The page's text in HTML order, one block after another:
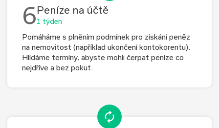
6Peníze na účtě
1 týden
Pomáháme s plněním podmínek pro získání peněz
na nemovitost (například ukončení kontokorentu).
Hlídáme termíny, abyste mohli čerpat peníze co
nejdříve a bez pokut.